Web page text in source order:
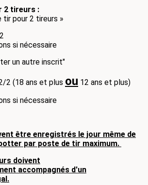
2 tireurs :
tir pour 2 tireurs »
si nécessaire
un autre inscrit"
2 (18 ans et plus ou 12 ans et plus)
si nécessaire
être enregistrés le jour même de
par poste de tir maximum.
doivent
accompagnés d'un